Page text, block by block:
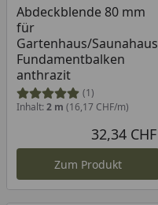
Abdeckblende 80 mm
für
Gartenhaus/Saunahaus
Fundamentbalken
anthrazit
(1)
Inhalt: 2 m (16,17 CHF/m)
32,34 CHF
Zum Produkt